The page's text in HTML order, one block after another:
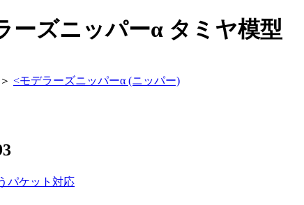
ーズニッパーα タミヤ模型
＞ <モデラーズニッパーα (ニッパー)